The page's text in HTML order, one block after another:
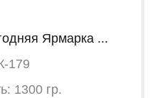
Ярмарка ...
179
1300 гр.